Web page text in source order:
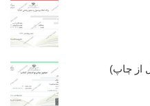
از چاپ)